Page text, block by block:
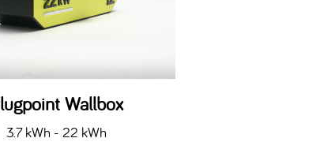
Wallbox
3.7 kWh - 22 kWh